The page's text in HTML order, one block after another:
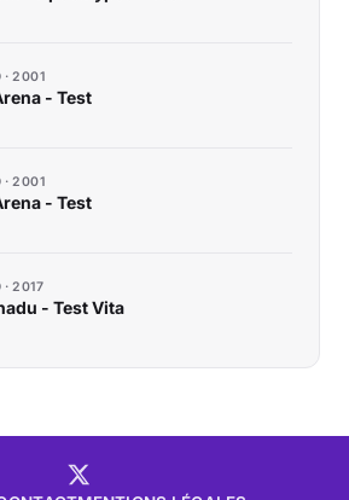
2001
- Test
2001
- Test
2017
- Test Vita